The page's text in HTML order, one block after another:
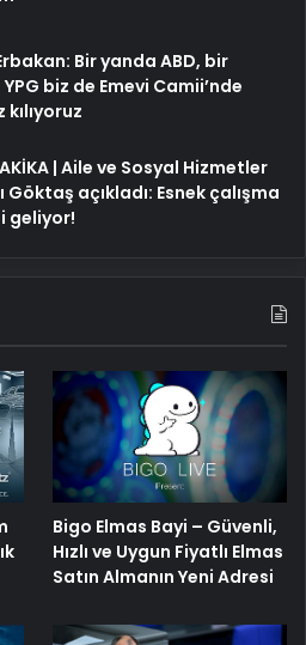
Bir yanda ABD, bir
biz de Emevi Camii’nde
| Aile ve Sosyal Hizmetler
Göktaş açıkladı: Esnek çalışma
geliyor!
Bigo Elmas Bayi – Güvenli,
Hızlı ve Uygun Fiyatlı Elmas
Satın Almanın Yeni Adresi